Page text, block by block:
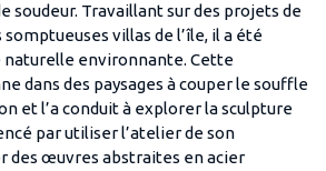
soudeur. Travaillant sur des projets de
villas de l’île, il a été
naturelle environnante. Cette
dans des paysages à couper le souffle
et l’a conduit à explorer la sculpture
par utiliser l’atelier de son
des œuvres abstraites en acier